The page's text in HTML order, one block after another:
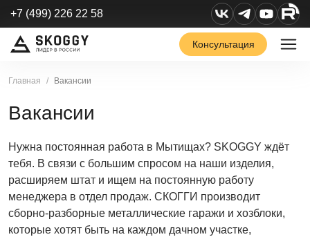
+7 (499) 226 22 58
Консультация
Главная Вакансии
Вакансии
Нужна постоянная работа в Мытищах? SKOGGY ждёт
тебя. В связи с большим спросом на наши изделия,
расширяем штат и ищем на постоянную работу
менеджера в отдел продаж. СКОГГИ производит
сборно-разборные металлические гаражи и хозблоки,
которые хотят быть на каждом дачном участке,